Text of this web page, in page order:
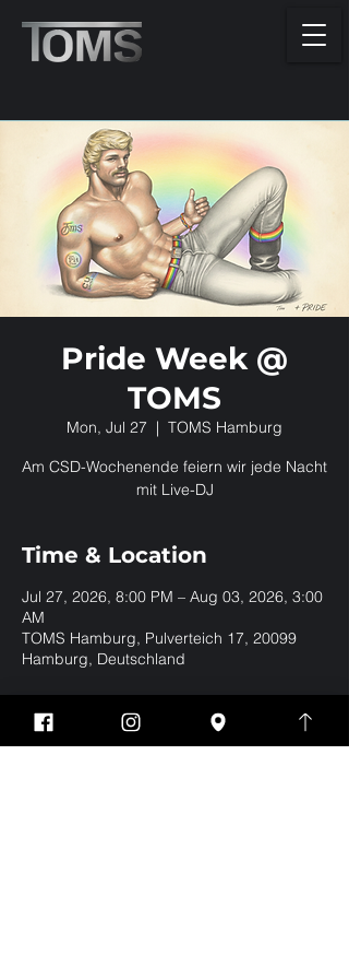
Pride Week @
TOMS
Mon, Jul 27
  |
TOMS Hamburg
Am CSD-Wochenende feiern wir jede Nacht
mit Live-DJ
Time & Location
Jul 27, 2026, 8:00 PM – Aug 03, 2026, 3:00
AM
TOMS Hamburg, Pulverteich 17, 20099
Hamburg, Deutschland
Share this event